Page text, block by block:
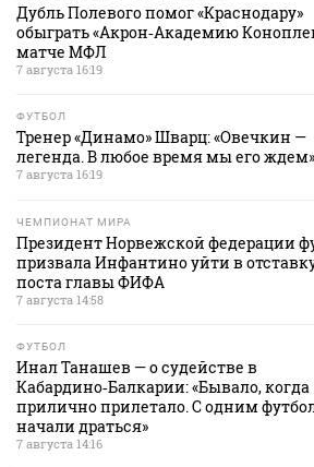
Дубль Полевого помог «Краснодару»
обыграть «Акрон‑Академию
матче МФЛ
7 августа 16:19
ФУТБОЛ
Тренер «Динамо» Шварц: «Овечкин —
легенда. В любое время мы его ждем»
7 августа 16:19
ЧЕМПИОНАТ МИРА
Президент Норвежской федерации
призвала Инфантино уйти в
поста главы ФИФА
7 августа 14:58
ФУТБОЛ
Инал Танашев — о судействе в
Кабардино‑Балкарии: «Бывало, когда
прилично прилетало. С одним
начали драться»
7 августа 14:16